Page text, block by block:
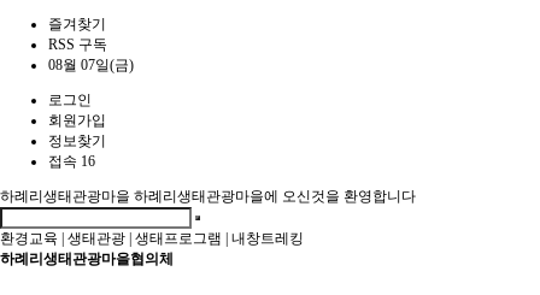
즐겨찾기
RSS 구독
08월 07일(금)
로그인
회원가입
정보찾기
접속 16
하례리생태관광마을 하례리생태관광마을에 오신것을 환영합니다
환경교육 생태관광 생태프로그램
내창트레킹
하례리생태관광마을협의체